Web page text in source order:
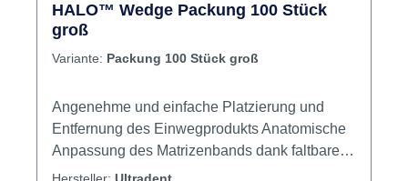
HALO™ Wedge Packung 100 Stück
groß
Variante: Packung 100 Stück groß
Angenehme und einfache Platzierung und
Entfernung des Einwegprodukts Anatomische
Anpassung des Matrizenbands dank faltbarer
Mitte Aktive Verkeilung und dadurch bessere